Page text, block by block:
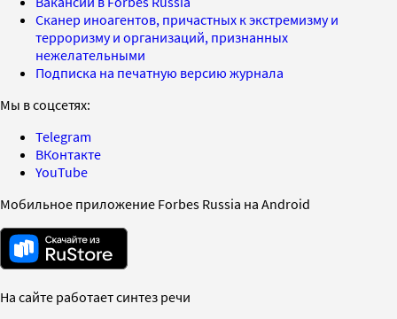
Сканер иноагентов, причастных к экстремизму и
терроризму и организаций, признанных
нежелательными
Подписка на печатную версию журнала
Мы в соцсетях:
Telegram
ВКонтакте
YouTube
Мобильное приложение Forbes Russia на Android
На сайте работает синтез речи